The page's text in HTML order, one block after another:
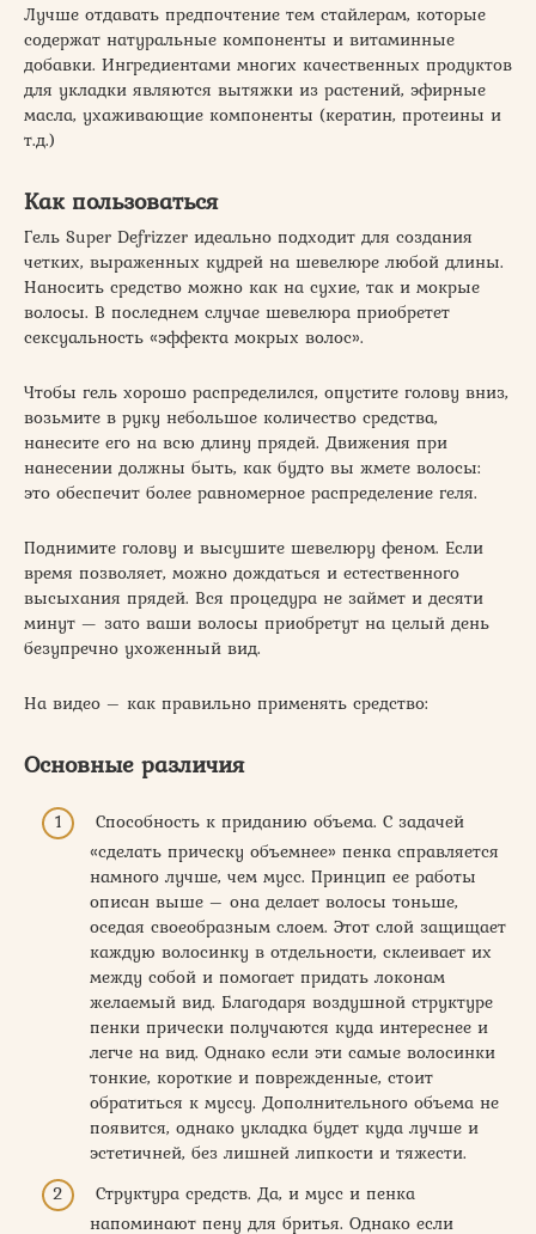
Лучше отдавать предпочтение тем стайлерам, которые
содержат натуральные компоненты и витаминные
добавки. Ингредиентами многих качественных продуктов
для укладки являются вытяжки из растений, эфирные
масла, ухаживающие компоненты (кератин, протеины и
т.д.)
Как пользоваться
Гель Super Defrizzer идеально подходит для создания
четких, выраженных кудрей на шевелюре любой длины.
Наносить средство можно как на сухие, так и мокрые
волосы. В последнем случае шевелюра приобретет
сексуальность «эффекта мокрых волос».
Чтобы гель хорошо распределился, опустите голову вниз,
возьмите в руку небольшое количество средства,
нанесите его на всю длину прядей. Движения при
нанесении должны быть, как будто вы жмете волосы:
это обеспечит более равномерное распределение геля.
Поднимите голову и высушите шевелюру феном. Если
время позволяет, можно дождаться и естественного
высыхания прядей. Вся процедура не займет и десяти
минут — зато ваши волосы приобретут на целый день
безупречно ухоженный вид.
На видео – как правильно применять средство:
Основные различия
Способность к приданию объема. С задачей
«сделать прическу объемнее» пенка справляется
намного лучше, чем мусс. Принцип ее работы
описан выше – она делает волосы тоньше,
оседая своеобразным слоем. Этот слой защищает
каждую волосинку в отдельности, склеивает их
между собой и помогает придать локонам
желаемый вид. Благодаря воздушной структуре
пенки прически получаются куда интереснее и
легче на вид. Однако если эти самые волосинки
тонкие, короткие и поврежденные, стоит
обратиться к муссу. Дополнительного объема не
появится, однако укладка будет куда лучше и
эстетичней, без лишней липкости и тяжести.
Структура средств. Да, и мусс и пенка
напоминают пену для бритья. Однако если